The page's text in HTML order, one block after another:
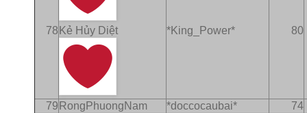
78 Kẻ Hủy Diệt *King_Power* 80
79 RongPhuongNam *doccocaubai*
74